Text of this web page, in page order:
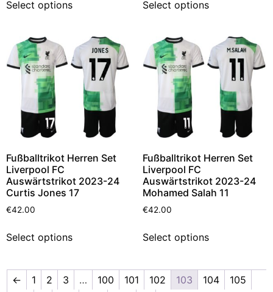
Select options Select options
Fußballtrikot Herren Set
Liverpool FC
Auswärtstrikot 2023-24
Curtis Jones 17
€42.00
Select options
Fußballtrikot Herren Set
Liverpool FC
Auswärtstrikot 2023-24
Mohamed Salah 11
€42.00
Select options
← 1 2 3 … 100 101 102 103 104
105